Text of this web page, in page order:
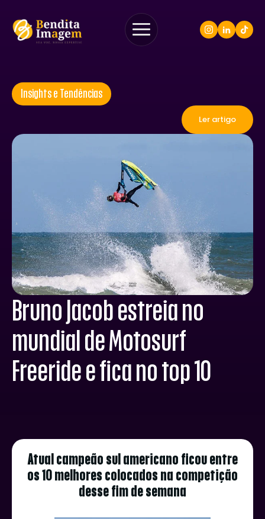
Insights e Tendências
Ler artigo
Bruno Jacob estreia no
mundial de Motosurf
Freeride e fica no top 10
Atual campeão sul americano ficou entre
os 10 melhores colocados na competição
desse fim de semana